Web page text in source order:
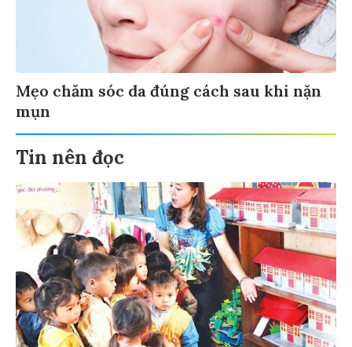
Mẹo chăm sóc da đúng cách sau khi nặn
mụn
Tin nên đọc